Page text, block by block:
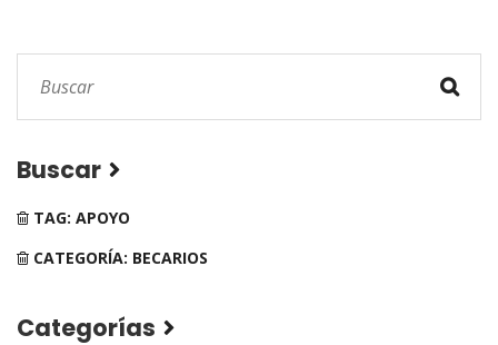
Buscar
TAG: APOYO
CATEGORÍA: BECARIOS
Categorías